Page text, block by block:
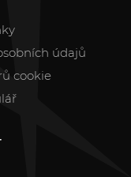
údajů
cookie